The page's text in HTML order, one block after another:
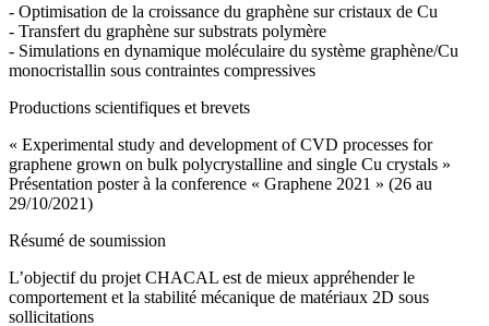
- Optimisation de la croissance du graphène sur cristaux de Cu
- Transfert du graphène sur substrats polymère
- Simulations en dynamique moléculaire du système graphène/Cu
monocristallin sous contraintes compressives
Productions scientifiques et brevets
« Experimental study and development of CVD processes for
graphene grown on bulk polycrystalline and single Cu crystals »
Présentation poster à la conference « Graphene 2021 » (26 au
29/10/2021)
Résumé de soumission
L’objectif du projet CHACAL est de mieux appréhender le
comportement et la stabilité mécanique de matériaux 2D sous
sollicitations